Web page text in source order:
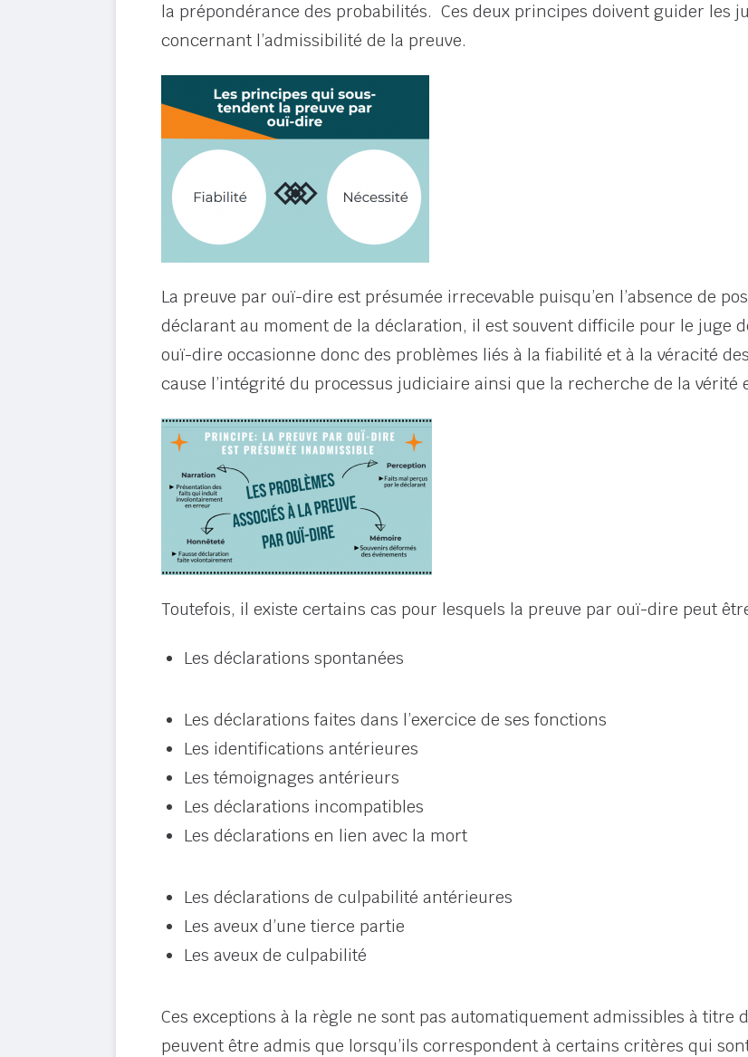
la prépondérance des probabilités. Ces deux principes doivent guider les
concernant l’admissibilité de la preuve.
La preuve par ouï-dire est présumée irrecevable puisqu’en l’absence de
déclarant au moment de la déclaration, il est souvent difficile pour le juge
ouï-dire occasionne donc des problèmes liés à la fiabilité et à la véracité
cause l’intégrité du processus judiciaire ainsi que la recherche de la vérité
Toutefois, il existe certains cas pour lesquels la preuve par ouï-dire peut
Les déclarations spontanées
Les déclarations faites dans l’exercice de ses fonctions
Les identifications antérieures
Les témoignages antérieurs
Les déclarations incompatibles
Les déclarations en lien avec la mort
Les déclarations de culpabilité antérieures
Les aveux d’une tierce partie
Les aveux de culpabilité
Ces exceptions à la règle ne sont pas automatiquement admissibles à titre
peuvent être admis que lorsqu’ils correspondent à certains critères qui